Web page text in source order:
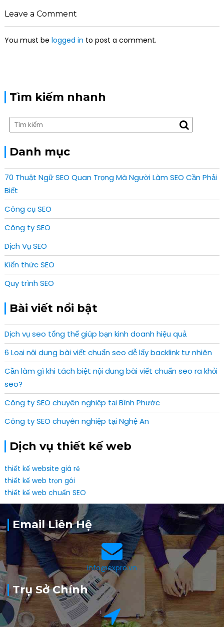
g
a
i
Leave a Comment
You must be logged in to post a comment.
Tìm kiếm nhanh
Danh mục
70 Thuật Ngữ SEO Quan Trọng Mà Người Làm SEO Cần Phải
Biết
Công cụ SEO
Công ty SEO
Dịch Vụ SEO
Kiến thức SEO
Quy trình SEO
Bài viết nổi bật
Dịch vụ seo tổng thể giúp bạn kinh doanh hiệu quả
6 Loại nội dung bài viết chuẩn seo dễ lấy backlink tự nhiên
Cần làm gì khi tách biệt nội dung bài viết chuẩn seo ra khỏi
seo?
Công ty SEO chuyên nghiệp tại Bình Phước
Công ty SEO chuyên nghiệp tại Nghệ An
Dịch vụ thiết kế web
thiết kế website giá rẻ
thiết kế web trọn gói
thiết kế web chuẩn SEO
Email Liên Hệ
info@expro.vn
Trụ Sở Chính